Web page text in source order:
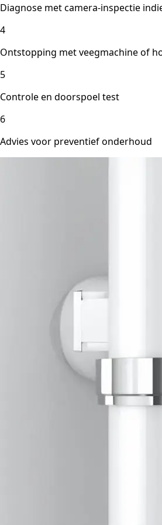
Diagnose met camera-inspectie
4
Ontstopping met veegmachine of
5
Controle en doorspoel test
6
Advies voor preventief onderhoud